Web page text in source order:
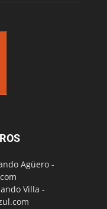
Agüero -
Villa -